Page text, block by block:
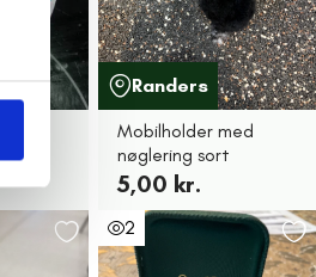
Randers
Mobilholder med
nøglering sort
5,00 kr.
2